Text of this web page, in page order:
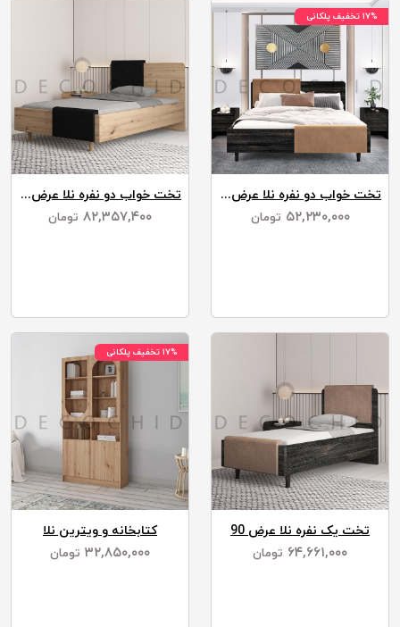
۱۷% تخفیف پلکانی
تخت خواب دو نفره نلا عرض 160
۵۲,۲۳۰,۰۰۰ تومان
۱۷% تخفیف پلکانی
کتابخانه و ویترین نلا
۳۲,۸۵۰,۰۰۰ تومان
تخت یک نفره نلا عرض 90
۶۴,۶۶۱,۰۰۰ تومان
تخت خواب دو نفره نلا عرض 140
۸۲,۳۵۷,۴۰۰ تومان